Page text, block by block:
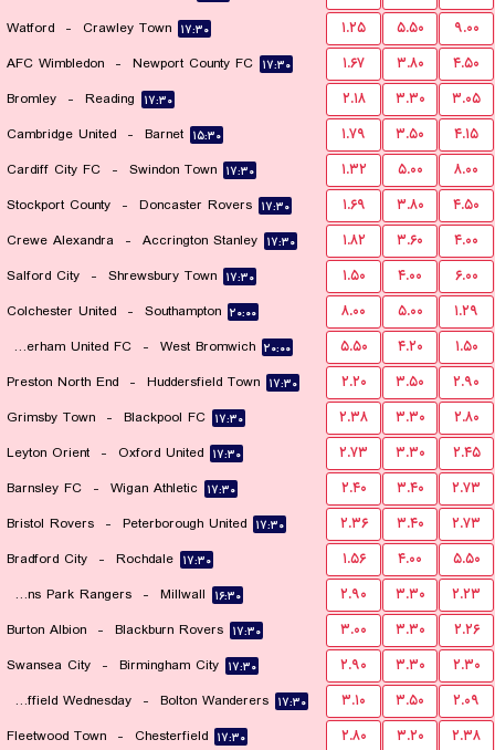
Watford - Crawley Town ۱۷:۳۰ ۱.۲۵ ۵.۵۰
۹.۰۰
AFC Wimbledon - Newport County FC ۱۷:۳۰ ۱.۶۷ ۳.۸۰
۴.۵۰
Bromley - Reading ۱۷:۳۰ ۲.۱۸ ۳.۳۰
۳.۰۵
Cambridge United - Barnet ۱۵:۳۰ ۱.۷۹ ۳.۵۰
۴.۱۵
Cardiff City FC - Swindon Town ۱۷:۳۰ ۱.۳۲ ۵.۰۰
۸.۰۰
Stockport County - Doncaster Rovers ۱۷:۳۰ ۱.۶۹ ۳.۸۰
۴.۵۰
Crewe Alexandra - Accrington Stanley ۱۷:۳۰ ۱.۸۲ ۳.۶۰
۴.۰۰
Salford City - Shrewsbury Town ۱۷:۳۰ ۱.۵۰ ۴.۰۰
۶.۰۰
Colchester United - Southampton ۲۰:۰۰ ۸.۰۰ ۵.۰۰
۱.۲۹
Rotherham United FC
- West Bromwich ۲۰:۰۰ ۵.۵۰ ۴.۲۰
۱.۵۰
Preston North End - Huddersfield Town ۱۷:۳۰ ۲.۲۰ ۳.۵۰
۲.۹۰
Grimsby Town - Blackpool FC ۱۷:۳۰ ۲.۳۸ ۳.۳۰
۲.۸۰
Leyton Orient - Oxford United ۱۷:۳۰ ۲.۷۳ ۳.۳۰
۲.۴۵
Barnsley FC - Wigan Athletic ۱۷:۳۰ ۲.۴۰ ۳.۴۰
۲.۷۳
Bristol Rovers - Peterborough United ۱۷:۳۰ ۲.۳۶ ۳.۴۰
۲.۷۳
Bradford City - Rochdale ۱۷:۳۰ ۱.۵۶ ۴.۰۰
۵.۵۰
Queens Park Rangers
- Millwall ۱۶:۳۰ ۲.۹۰ ۳.۳۰
۲.۲۳
Burton Albion - Blackburn Rovers ۱۷:۳۰ ۳.۰۰ ۳.۳۰
۲.۲۶
Swansea City - Birmingham City ۱۷:۳۰ ۲.۹۰ ۳.۳۰
۲.۳۰
Sheffield Wednesday
- Bolton Wanderers ۱۷:۳۰ ۳.۱۰ ۳.۵۰
۲.۰۹
Fleetwood Town - Chesterfield ۱۷:۳۰ ۲.۸۰ ۳.۲۰
۲.۳۸